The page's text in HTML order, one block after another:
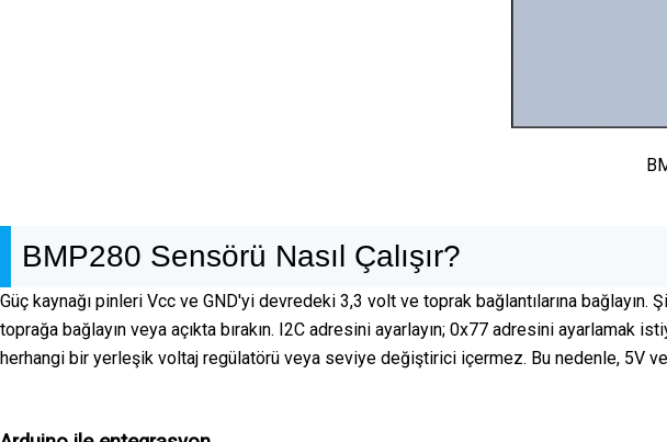
BMP280 Sensörü Nasıl Çalışır?
Güç kaynağı pinleri Vcc ve GND'yi devredeki 3,3 volt ve toprak bağlantılarına
toprağa bağlayın veya açıkta bırakın. I2C adresini ayarlayın; 0x77 adresini ayarlamak
herhangi bir yerleşik voltaj regülatörü veya seviye değiştirici içermez. Bu nedenle, 5V